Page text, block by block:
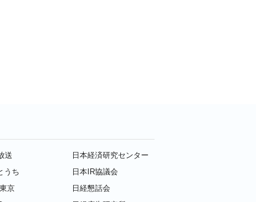
送
うち
京
日本経済研究センター
日本IR協議会
日経懇話会